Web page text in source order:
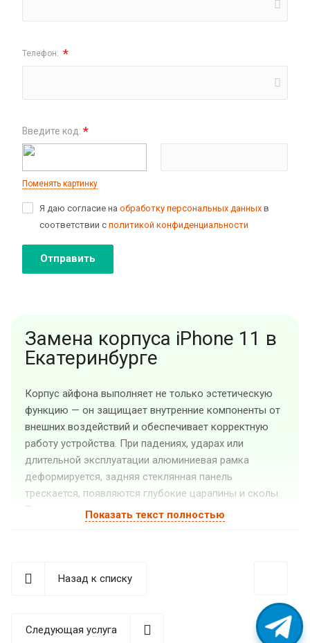
Телефон: *
Введите код: *
Поменять картинку
Я даю согласие на обработку персональных данных в
соответствии с политикой конфиденциальности
Отправить
Замена корпуса iPhone 11 в
Екатеринбурге
Корпус айфона выполняет не только эстетическую
функцию — он защищает внутренние компоненты от
внешних воздействий и обеспечивает корректную
работу устройства. При падениях, ударах или
длительной эксплуатации алюминиевая рамка
деформируется, задняя стеклянная панель
трескается, появляются глубокие царапины и сколы.
Такие повреждения нарушают герметичность, что
оригинальные и качественные аналоги. Мастера
характеристик. Адрес сервиса: ул. Вайнера 15,
Показать текст полностью
Назад к списку
Следующая услуга